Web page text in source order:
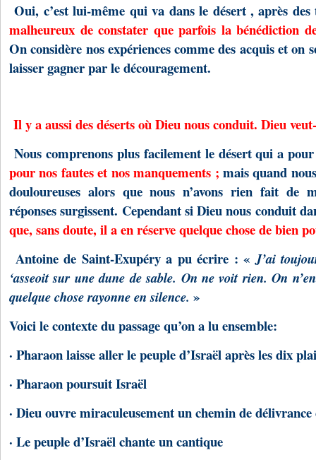
Oui, c’est lui-même qui va dans le désert , après
malheureux de constater que parfois la bénédiction
On considère nos expériences comme des acquis et on
laisser gagner par le découragement.
Il y a aussi des déserts où Dieu nous conduit. Dieu
Nous comprenons plus facilement le désert qui a
pour nos fautes et nos manquements ; mais quand
douloureuses alors que nous n’avons rien fait de
réponses surgissent. Cependant si Dieu nous conduit
que, sans doute, il a en réserve quelque chose de bien
Antoine de Saint-Exupéry a pu écrire : «J’ai
‘asseoit sur une dune de sable. On ne voit rien. On
quelque chose rayonne en silence. »
Voici le contexte du passage qu’on a lu ensemble:
· Pharaon laisse aller le peuple d’Israël après les dix
· Pharaon poursuit Israël
· Dieu ouvre miraculeusement un chemin de
· Le peuple d’Israël chante un cantique